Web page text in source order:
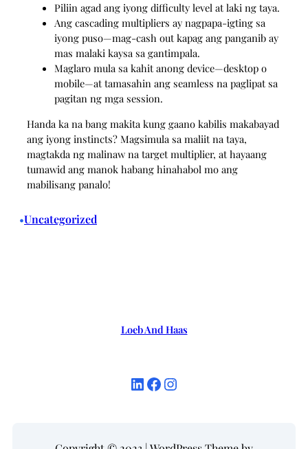
Piliin agad ang iyong difficulty level at laki ng taya.
Ang cascading multipliers ay nagpapa-igting sa
iyong puso—mag-cash out kapag ang panganib ay
mas malaki kaysa sa gantimpala.
Maglaro mula sa kahit anong device—desktop o
mobile—at tamasahin ang seamless na paglipat sa
pagitan ng mga session.
Handa ka na bang makita kung gaano kabilis makabayad
ang iyong instincts? Magsimula sa maliit na taya,
magtakda ng malinaw na target multiplier, at hayaang
tumawid ang manok habang hinahabol mo ang
mabilisang panalo!
•Uncategorized
Loeb And Haas
LinkedIn Facebook Instagram